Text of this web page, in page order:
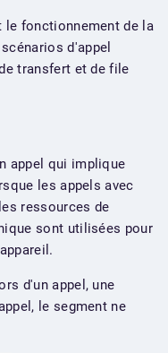
le fonctionnement de la
d'appel
transfert et de file
appel qui implique
les appels avec
ressources de
sont utilisées pour
d'un appel, une
le segment ne